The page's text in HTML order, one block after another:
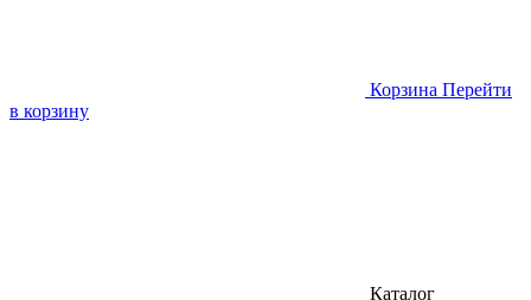
Корзина Перейти
в корзину
Каталог